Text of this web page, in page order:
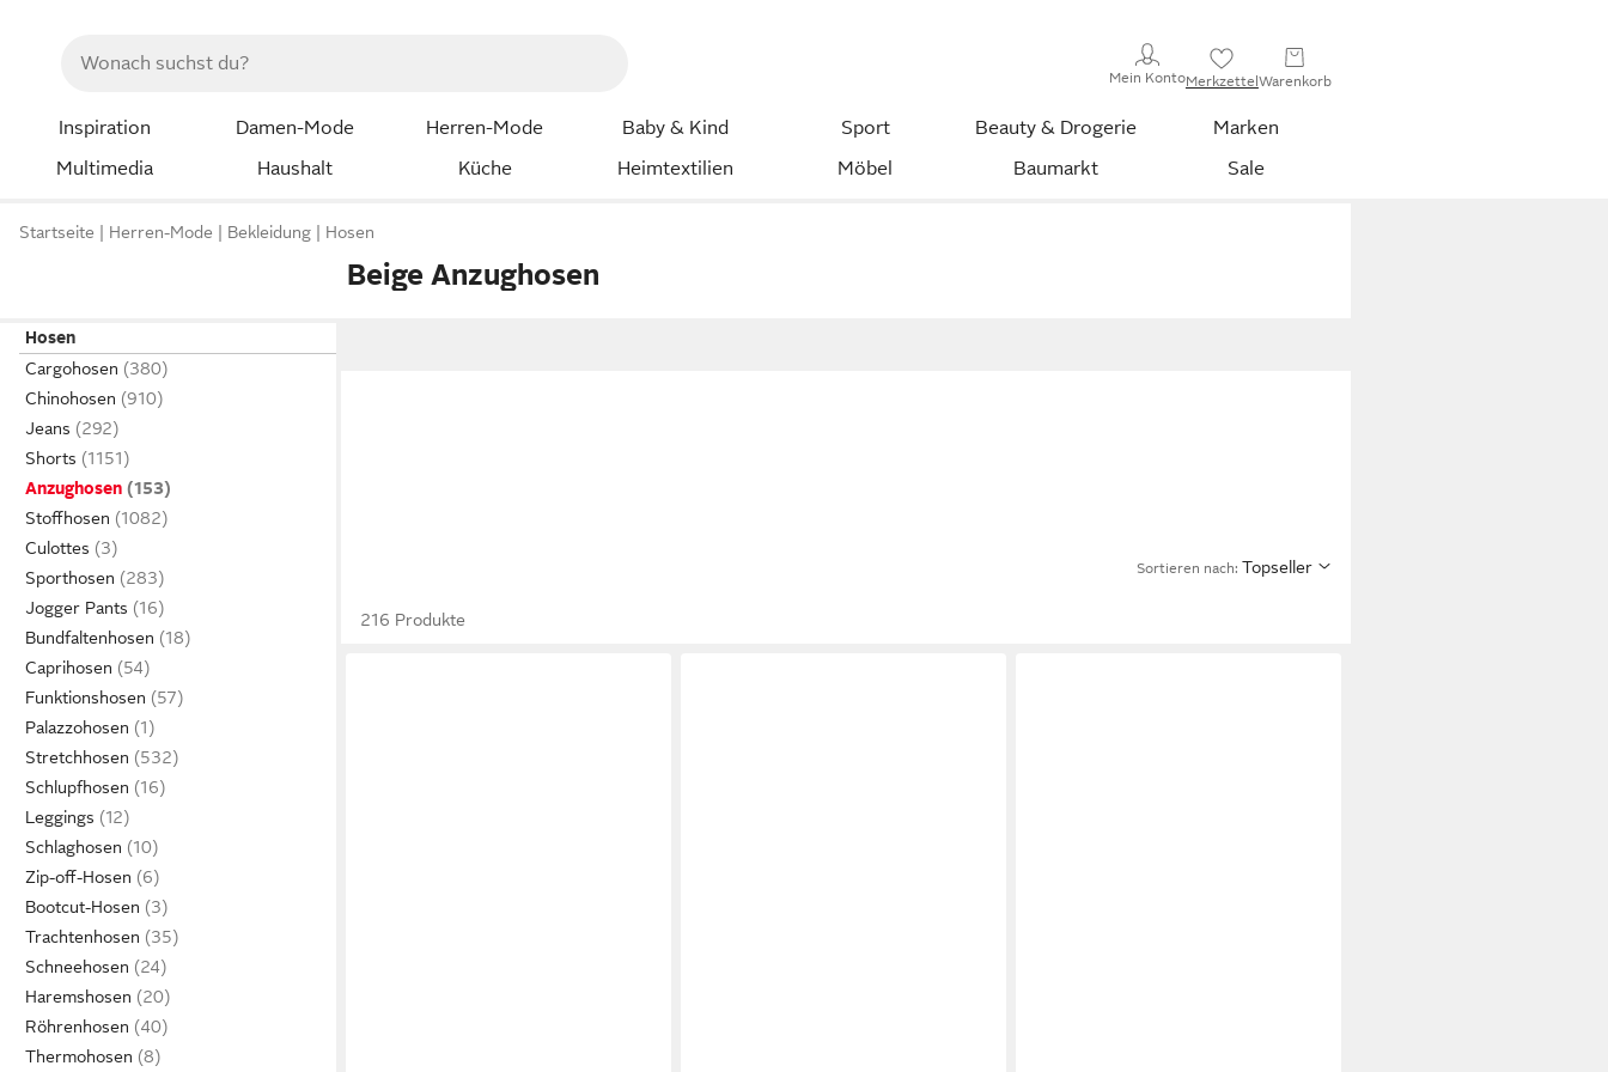
Mein KontoMerkzettelWarenkorb
Inspiration Damen-Mode Herren-Mode Baby & Kind Sport Beauty & Drogerie
Marken
Multimedia
Haushalt Küche Heimtextilien Möbel Baumarkt Sale
Startseite Herren-Mode Bekleidung Hosen
Beige Anzughosen
Hosen
Cargohosen
Chinohosen
Jeans
Shorts
Anzughosen
Stoffhosen
Culottes
Sporthosen
Jogger Pants
Bundfaltenhosen
Caprihosen
Funktionshosen
Palazzohosen
Stretchhosen
Schlupfhosen
Leggings
Schlaghosen
Zip-off-Hosen
Bootcut-Hosen
Trachtenhosen
Schneehosen
Haremshosen
Röhrenhosen
Thermohosen
Sortieren nach: Topseller
216 Produkte